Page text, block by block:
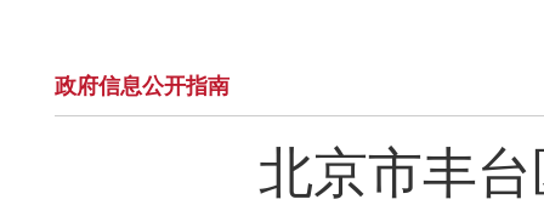
政府信息公开指南
北京市丰